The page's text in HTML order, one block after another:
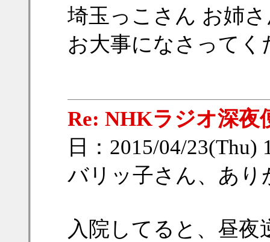
埼玉っこさん お姉
お大事になさってく
Re: NHKラジオ深夜
日：2015/04/
バリッ子さん、あり
入院してると、昼